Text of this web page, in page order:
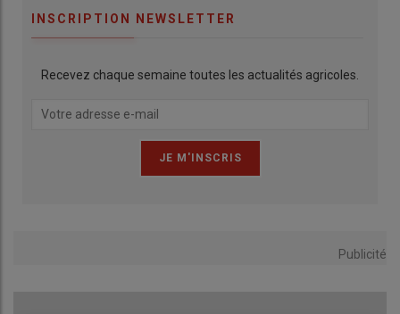
INSCRIPTION NEWSLETTER
Recevez chaque semaine toutes les actualités agricoles.
Publicité